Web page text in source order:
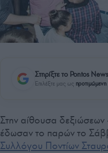
Στηρίξτε το Pontos News
Επιλέξτε μας ως
Στην αίθουσα
έδωσαν το παρών το
Συλλόγου Ποντίων